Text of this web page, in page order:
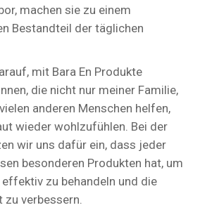
machen sie zu einem
Bestandteil der täglichen
mit Bara En Produkte
die nicht nur meiner Familie,
anderen Menschen helfen,
wieder wohlzufühlen. Bei der
wir uns dafür ein, dass jeder
besonderen Produkten hat, um
zu behandeln und die
zu verbessern.